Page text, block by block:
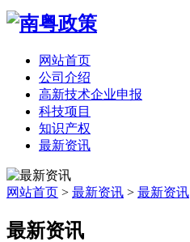
网站首页
公司介绍
高新技术企业申报
科技项目
知识产权
最新资讯
网站首页 > 最新资讯 > 最新资讯
最新资讯